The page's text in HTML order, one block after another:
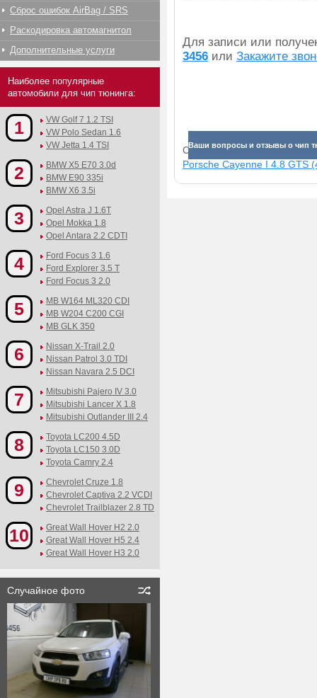
Для записи или
3456 или Закажите
Ваши вопросы и отзывы о чип
Смотрите прибавки для
Porsche Cayenne I 4.8 GTS
Сброс ошибок AirBag / SRS
Раскодировка автомагнитол
Дополнительные услуги
Наиболее популярные
автомобили для чип тюнинга:
1
VW Golf 7 1.2 TSI
VW Polo Sedan 1.6
VW Jetta 1.4 TSI
2
BMW X5 E70 3.0d
BMW E90 335i
BMW X6 3.5i
3
Opel Astra J 1.6T
Opel Mokka 1.8
Opel Antara 2.2 CDTI
4
Ford Focus 3 1.6
Ford Explorer 3.5 T
Ford Focus 3 2.0
5
MB W164 ML320 CDI
MB W204 C200 CGI
MB GLK 350
6
Nissan X-Trail 2.0
Nissan Patrol 3.0 TDI
Nissan Navara 2.5 DCI
7
Mitsubishi Pajero IV 3.0
Mitsubishi Lancer X 1.8
Mitsubishi Outlander III 2.4
8
Toyota LC200 4.5D
Toyota LC150 3.0D
Toyota Camry 2.4
9
Chevrolet Cruze 1.8
Chevrolet Captiva 2.2 VCDI
Chevrolet Trailblazer 2.8 TD
10
Great Wall Hover H2 2.0
Great Wall Hover H5 2.4
Great Wall Hover H3 2.0
Случайное фото